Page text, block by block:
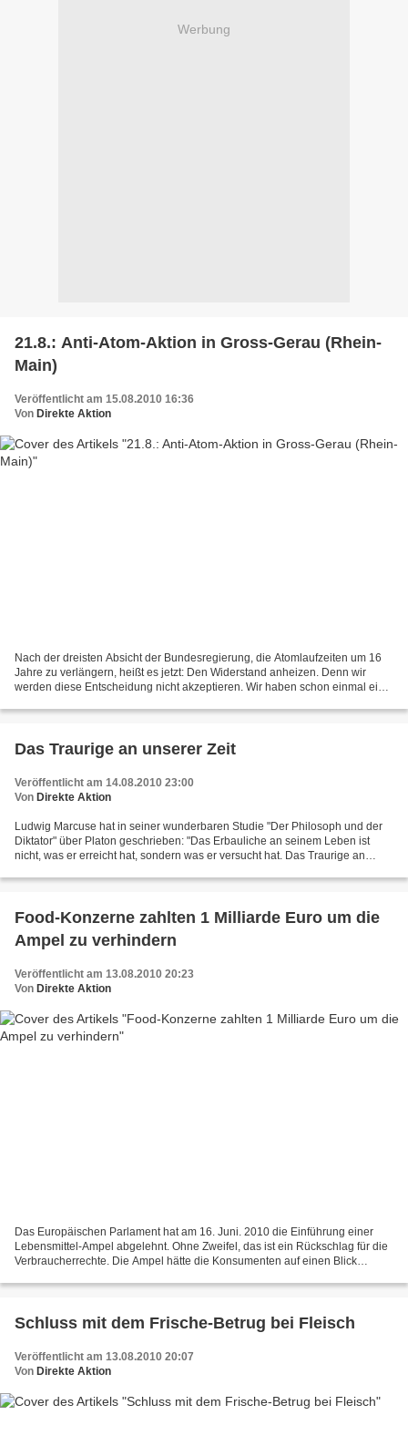
Werbung
21.8.: Anti-Atom-Aktion in Gross-Gerau (Rhein-
Main)
Veröffentlicht am 15.08.2010 16:36
Von Direkte Aktion
Nach der dreisten Absicht der Bundesregierung, die Atomlaufzeiten um 16
Jahre zu verlängern, heißt es jetzt: Den Widerstand anheizen. Denn wir
werden diese Entscheidung nicht akzeptieren. Wir haben schon einmal eine
Das Traurige an unserer Zeit
Veröffentlicht am 14.08.2010 23:00
Von Direkte Aktion
Ludwig Marcuse hat in seiner wunderbaren Studie "Der Philosoph und der
Diktator" über Platon geschrieben: "Das Erbauliche an seinem Leben ist
nicht, was er erreicht hat, sondern was er versucht hat. Das Traurige an
Food-Konzerne zahlten 1 Milliarde Euro um die
Ampel zu verhindern
Veröffentlicht am 13.08.2010 20:23
Von Direkte Aktion
Das Europäischen Parlament hat am 16. Juni. 2010 die Einführung einer
Lebensmittel-Ampel abgelehnt. Ohne Zweifel, das ist ein Rückschlag für die
Verbraucherrechte. Die Ampel hätte die Konsumenten auf einen Blick
Schluss mit dem Frische-Betrug bei Fleisch
Veröffentlicht am 13.08.2010 20:07
Von Direkte Aktion